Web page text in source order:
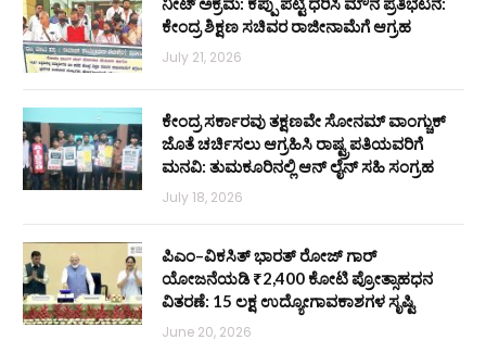
ಕೇಂದ್ರ ಶಿಕ್ಷಣ ಸಚಿವರ ರಾಜೀನಾಮೆಗೆ ಆಗ್ರಹ
July 21, 2026
ಕೇಂದ್ರ ಸರ್ಕಾರವು ತಕ್ಷಣವೇ ಸೋನಮ್ ವಾಂಗ್ಚುಕ್
ಜೊತೆ ಚರ್ಚಿಸಲು ಆಗ್ರಹಿಸಿ ರಾಷ್ಟ್ರಪತಿಯವರಿಗೆ
ಮನವಿ: ತುಮಕೂರಿನಲ್ಲಿ ಆನ್‌ ಲೈನ್ ಸಹಿ ಸಂಗ್ರಹ
July 18, 2026
ಪಿಎಂ–ವಿಕಸಿತ್ ಭಾರತ್ ರೋಜ್‌ ಗಾರ್
ಯೋಜನೆಯಡಿ ₹2,400 ಕೋಟಿ ಪ್ರೋತ್ಸಾಹಧನ
ವಿತರಣೆ: 15 ಲಕ್ಷ ಉದ್ಯೋಗಾವಕಾಶಗಳ ಸೃಷ್ಟಿ
June 20, 2026